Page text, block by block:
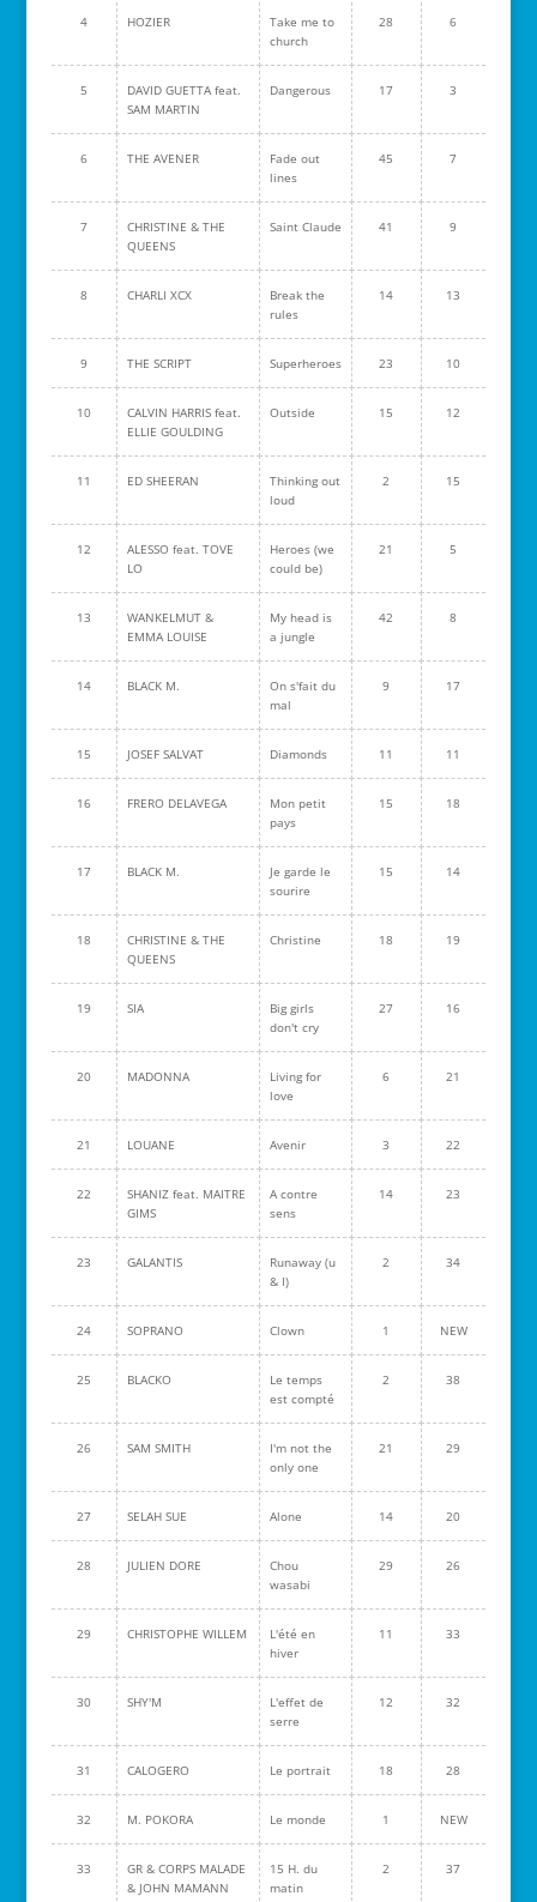
4 HOZIER
Take me to
church
28 6
5
DAVID GUETTA feat.
SAM MARTIN
Dangerous 17 3
6 THE AVENER
Fade out
lines
45 7
7
CHRISTINE & THE
QUEENS
Saint Claude 41 9
8 CHARLI XCX
Break the
rules
14 13
9 THE SCRIPT Superheroes 23 10
10
CALVIN HARRIS feat.
ELLIE GOULDING
Outside 15 12
11 ED SHEERAN
Thinking out
loud
2 15
12
ALESSO feat. TOVE
LO
Heroes (we
could be)
21 5
13
WANKELMUT &
EMMA LOUISE
My head is
a jungle
42 8
14 BLACK M.
On s'fait du
mal
9 17
15 JOSEF SALVAT Diamonds 11 11
16 FRERO DELAVEGA
Mon petit
pays
15 18
17 BLACK M.
Je garde le
sourire
15 14
18
CHRISTINE & THE
QUEENS
Christine 18 19
19 SIA
Big girls
don't cry
27 16
20 MADONNA
Living for
love
6 21
21 LOUANE Avenir 3 22
22
SHANIZ feat. MAITRE
GIMS
A contre
sens
14 23
23 GALANTIS
Runaway (u
& I)
2 34
24 SOPRANO Clown 1 NEW
25 BLACKO
Le temps
est compté
2 38
26 SAM SMITH
I'm not the
only one
21 29
27 SELAH SUE Alone 14 20
28 JULIEN DORE
Chou
wasabi
29 26
29 CHRISTOPHE WILLEM
L'été en
hiver
11 33
30 SHY'M
L'effet de
serre
12 32
31 CALOGERO Le portrait 18 28
32 M. POKORA Le monde 1 NEW
33
GR & CORPS MALADE
& JOHN MAMANN
15 H. du
matin
2 37